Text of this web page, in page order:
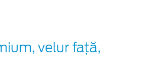
velur faţă,